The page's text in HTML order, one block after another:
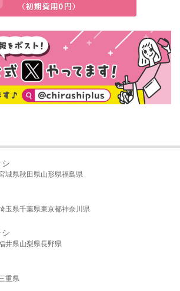
城県秋田県山形県福島県
玉県千葉県東京都神奈川県
井県山梨県長野県
重県